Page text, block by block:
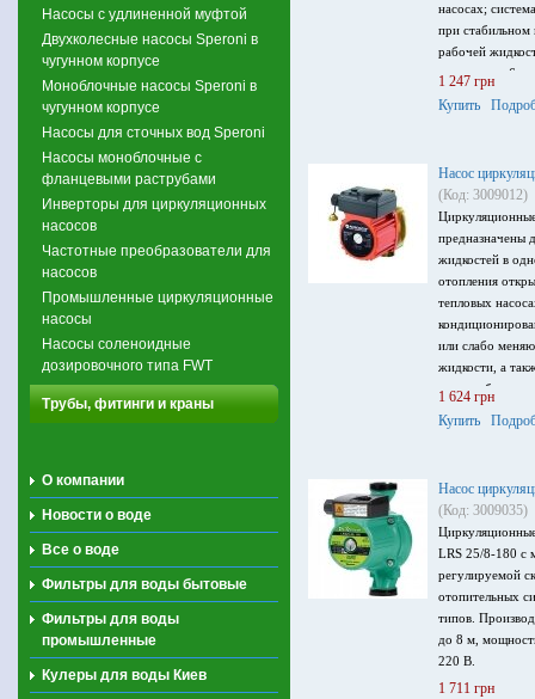
Насосы с удлиненной муфтой
Двухколесные насосы Speroni в
чугунном корпусе
Моноблочные насосы Speroni в
чугунном корпусе
Насосы для сточных вод Speroni
Насосы моноблочные с
фланцевыми раструбами
Инверторы для циркуляционных
насосов
Частотные преобразователи для
насосов
Промышленные циркуляционные
насосы
Насосы соленоидные
дозировочного типа FWT
Трубы, фитинги и краны
О компании
Новости о воде
Все о воде
Фильтры для воды бытовые
Фильтры для воды
промышленные
Кулеры для воды Киев
насосах;
при
рабочей
ч, напор до 6
напряжение
1 247 грн
Купить
Насос
(Код: 3009012)
предназначены
жидкостей в
отопления
тепловых
или слабо
жидкости, а
отопительных
1 624 грн
Купить
Насос
(Код: 3009035)
LRS 25/8-180 с
регулируемой
отопительных
типов.
до 8 м,
220 В.
1 711 грн